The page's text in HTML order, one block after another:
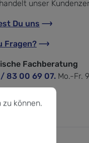
unser
Du uns
Fragen?
Fachberatung
83 00 69 07. Mo.-Fr.
Mehr
können.